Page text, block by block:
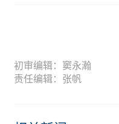
初审编辑：窦永瀚
责任编辑：张帆